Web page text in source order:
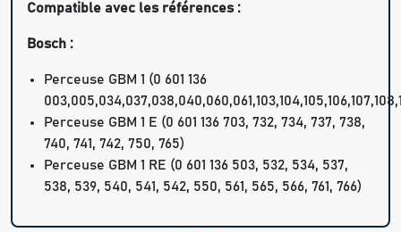
Compatible avec les références :
Bosch :
Perceuse GBM 1 (0 601 136
Perceuse GBM 1 E (0 601 136 703, 732, 734, 737, 738,
740, 741, 742, 750, 765)
Perceuse GBM 1 RE (0 601 136 503, 532, 534, 537,
538, 539, 540, 541, 542, 550, 561, 565, 566, 761, 766)